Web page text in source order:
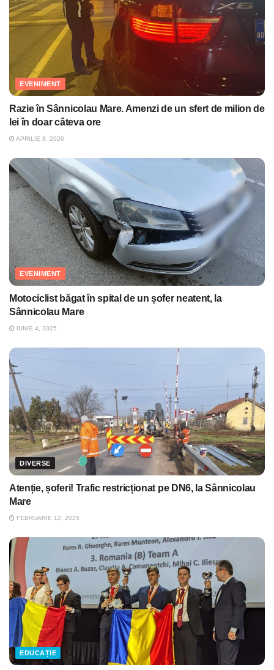
EVENIMENT
Razie în Sânnicolau Mare. Amenzi de un sfert de milion de
lei în doar câteva ore
APRILIE 8, 2026
EVENIMENT
Motociclist băgat în spital de un șofer neatent, la
Sânnicolau Mare
IUNIE 4, 2025
DIVERSE
Atenție, șoferi! Trafic restricționat pe DN6, la Sânnicolau
Mare
FEBRUARIE 12, 2025
EDUCAȚIE